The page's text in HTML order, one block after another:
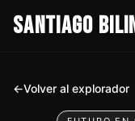
SANTIAGO
←Volver al explorador